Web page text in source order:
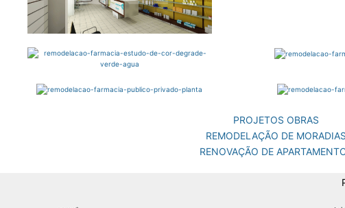
PROJETOS OBRAS
REMODELAÇÃO DE MORADIAS
RENOVAÇÃO DE